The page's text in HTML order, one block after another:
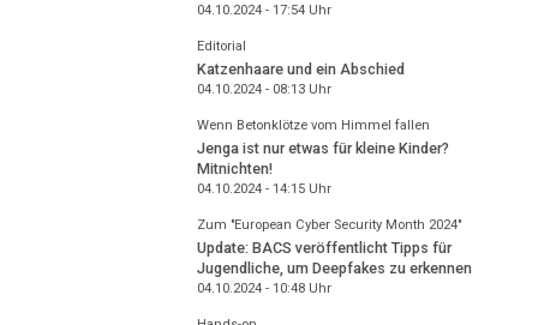
04.10.2024 - 17:54Uhr
Editorial
Katzenhaare und ein Abschied
04.10.2024 - 08:13Uhr
Wenn Betonklötze vom Himmel fallen
Jenga ist nur etwas für kleine Kinder?
Mitnichten!
04.10.2024 - 14:15Uhr
Zum "European Cyber Security Month 2024"
Update: BACS veröffentlicht Tipps für
Jugendliche, um Deepfakes zu erkennen
04.10.2024 - 10:48Uhr